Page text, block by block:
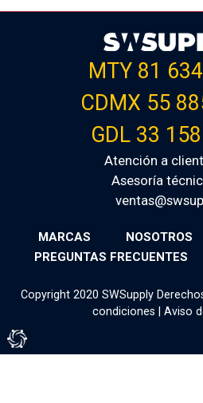
MTY 81
CDMX 55
GDL 33
Atención a
Asesoría
MARCAS NOSOTROS
PREGUNTAS FRECUENTES
Copyright 2020 SWSupply
condiciones
Aviso